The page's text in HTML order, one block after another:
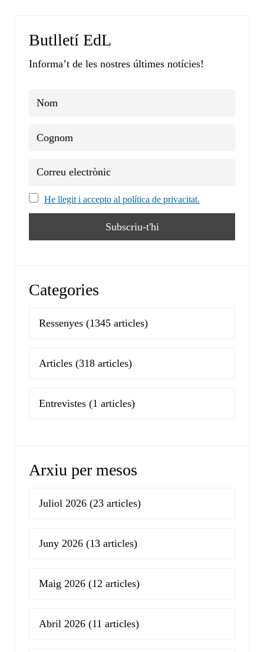
Butlletí EdL
Informa’t de les nostres últimes notícies!
He llegit i accepto al política de privacitat.
Categories
Ressenyes (1345 articles)
Articles (318 articles)
Entrevistes (1 articles)
Arxiu per mesos
Juliol 2026 (23 articles)
Juny 2026 (13 articles)
Maig 2026 (12 articles)
Abril 2026 (11 articles)